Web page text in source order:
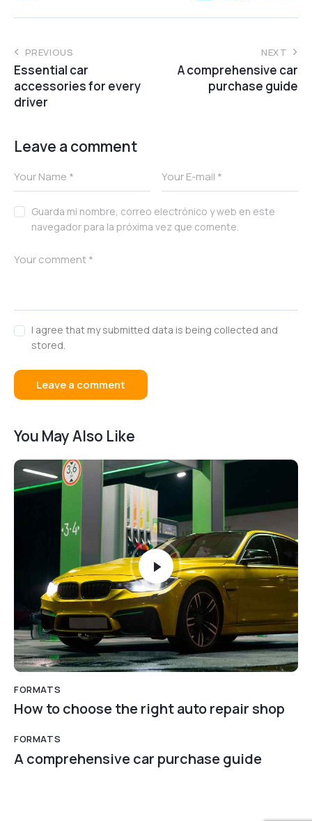
PREVIOUS
Essential car
accessories for every
driver
NEXT
A comprehensive car
purchase guide
Leave a comment
Guarda mi nombre, correo electrónico y web en este
navegador para la próxima vez que comente.
I agree that my submitted data is being collected and
stored.
You May Also Like
FORMATS
How to choose the right auto repair shop
FORMATS
A comprehensive car purchase guide